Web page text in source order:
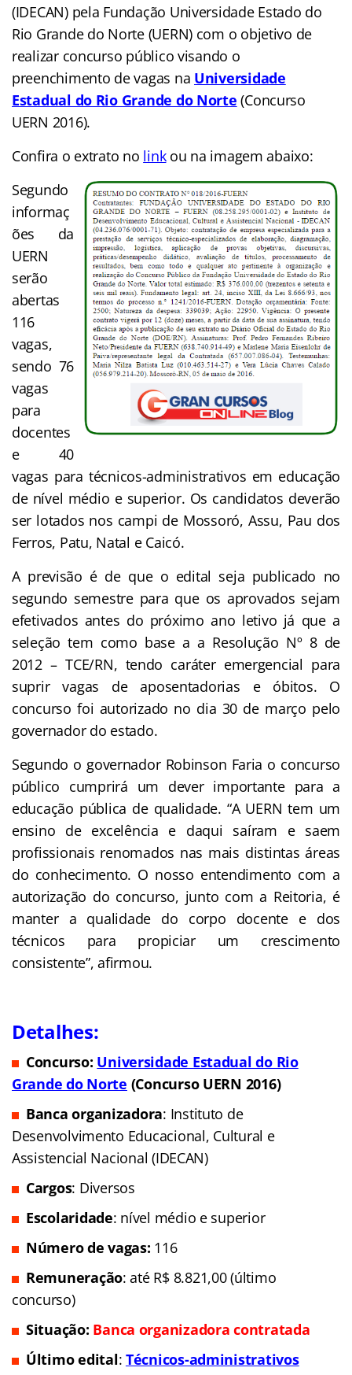
(IDECAN) pela Fundação Universidade Estado do
Rio Grande do Norte (UERN) com o objetivo de
realizar concurso público visando o
preenchimento de vagas na Universidade
Estadual do Rio Grande do Norte (Concurso
UERN 2016).
Confira o extrato no linkou na imagem abaixo:
Segundo
informaç
ões da
UERN
serão
abertas
116
vagas,
sendo 76
vagas
para
docentes
e 40
vagas para técnicos-administrativos em educação
de nível médio e superior. Os candidatos deverão
ser lotados nos campi de Mossoró, Assu, Pau dos
Ferros, Patu, Natal e Caicó.
A previsão é de que o edital seja publicado no
segundo semestre para que os aprovados sejam
efetivados antes do próximo ano letivo já que a
seleção tem como base a a Resolução Nº 8 de
2012 – TCE/RN, tendo caráter emergencial para
suprir vagas de aposentadorias e óbitos. O
concurso foi autorizado no dia 30 de março pelo
governador do estado.
Segundo o governador Robinson Faria o concurso
público cumprirá um dever importante para a
educação pública de qualidade. “A UERN tem um
ensino de excelência e daqui saíram e saem
profissionais renomados nas mais distintas áreas
do conhecimento. O nosso entendimento com a
autorização do concurso, junto com a Reitoria, é
manter a qualidade do corpo docente e dos
técnicos para propiciar um crescimento
consistente”, afirmou.
Detalhes:
Concurso: Universidade Estadual do Rio
Grande do Norte (Concurso UERN 2016)
Banca organizadora: Instituto de
Desenvolvimento Educacional, Cultural e
Assistencial Nacional (IDECAN)
Cargos: Diversos
Escolaridade: nível médio e superior
Número de vagas: 116
Remuneração: até R$ 8.821,00 (último
concurso)
Situação: Banca organizadora contratada
Último edital: Técnicos-administrativos